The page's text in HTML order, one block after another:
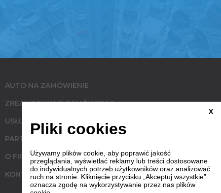
AUTO NA ZAMÓWIENIE
ZREALIZOWANE ZAMÓWIENIA
USŁUGI
PARTNERZY
O FIRMIE
KONTAKT
X
Pliki cookies
Używamy plików cookie, aby poprawić jakość
przeglądania, wyświetlać reklamy lub treści dostosowane
do indywidualnych potrzeb użytkowników oraz analizować
ruch na stronie. Kliknięcie przycisku „Akceptuj wszystkie”
oznacza zgodę na wykorzystywanie przez nas plików